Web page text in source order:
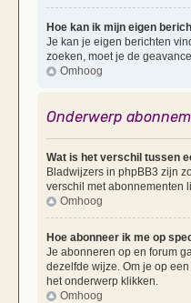
Hoe kan ik mijn eigen
Je kan je eigen berichten
zoeken, moet je de
Omhoog
Onderwerp
Wat is het verschil tussen
Bladwijzers in phpBB3 zijn
verschil met abonnementen
Omhoog
Hoe abonneer ik me op
Je abonneren op en forum
dezelfde wijze. Om je op
het onderwerp klikken.
Omhoog